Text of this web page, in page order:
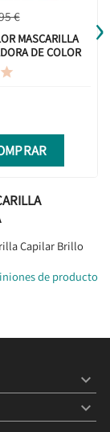
€
MASCARILLA
DE COLOR
›
Capilar Brillo
de producto

